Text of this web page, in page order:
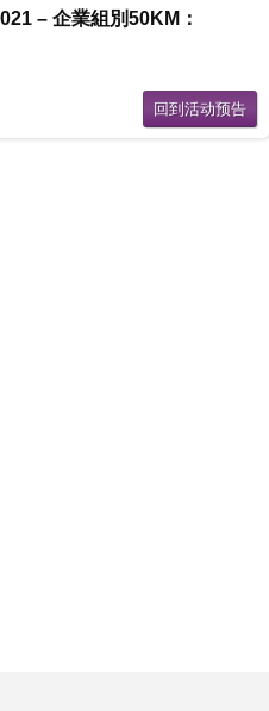
– 企業組別50KM：